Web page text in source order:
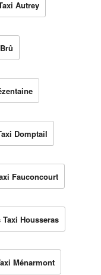
Autrey
Domptail
Fauconcourt
Taxi Housseras
Ménarmont